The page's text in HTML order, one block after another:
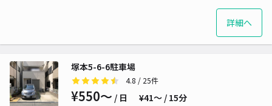
詳細へ
塚本5-6-6駐車場
4.8 / 25件
¥550〜 / 日 ¥41〜 / 15分